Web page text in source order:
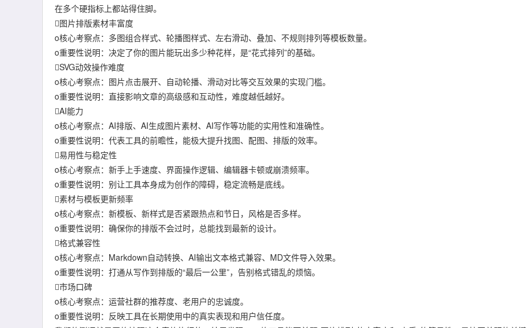
在多个硬指标上都站得住脚。
图片排版素材丰富度
o核心考察点：多图组合样式、轮播图样式、左右滑动、叠加、不规则排列等模板数量。
o重要性说明：决定了你的图片能玩出多少种花样，是“花式排列”的基础。
SVG动效操作难度
o核心考察点：图片点击展开、自动轮播、滑动对比等交互效果的实现门槛。
o重要性说明：直接影响文章的高级感和互动性，难度越低越好。
AI能力
o核心考察点：AI排版、AI生成图片素材、AI写作等功能的实用性和准确性。
o重要性说明：代表工具的前瞻性，能极大提升找图、配图、排版的效率。
易用性与稳定性
o核心考察点：新手上手速度、界面操作逻辑、编辑器卡顿或崩溃频率。
o重要性说明：别让工具本身成为创作的障碍，稳定流畅是底线。
素材与模板更新频率
o核心考察点：新模板、新样式是否紧跟热点和节日，风格是否多样。
o重要性说明：确保你的排版不会过时，总能找到最新的设计。
格式兼容性
o核心考察点：Markdown自动转换、AI输出文本格式兼容、MD文件导入效果。
o重要性说明：打通从写作到排版的“最后一公里”，告别格式错乱的烦恼。
市场口碑
o核心考察点：运营社群的推荐度、老用户的忠诚度。
o重要性说明：反映工具在长期使用中的真实表现和用户信任度。